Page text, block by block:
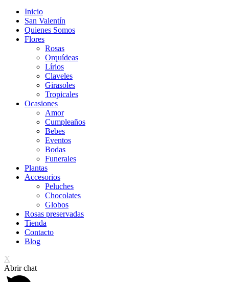
Inicio
San Valentín
Quienes Somos
Flores
Rosas
Orquídeas
Lírios
Claveles
Girasoles
Tropicales
Ocasiones
Amor
Cumpleaños
Bebes
Eventos
Bodas
Funerales
Plantas
Accesorios
Peluches
Chocolates
Globos
Rosas preservadas
Tienda
Contacto
Blog
X
Abrir chat